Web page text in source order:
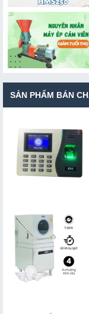
SẢN PHẨM BÁN